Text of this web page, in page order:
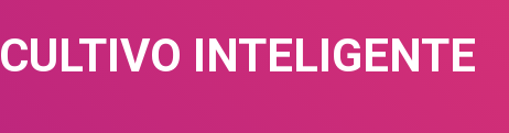
CULTIVO INTELIGENTE